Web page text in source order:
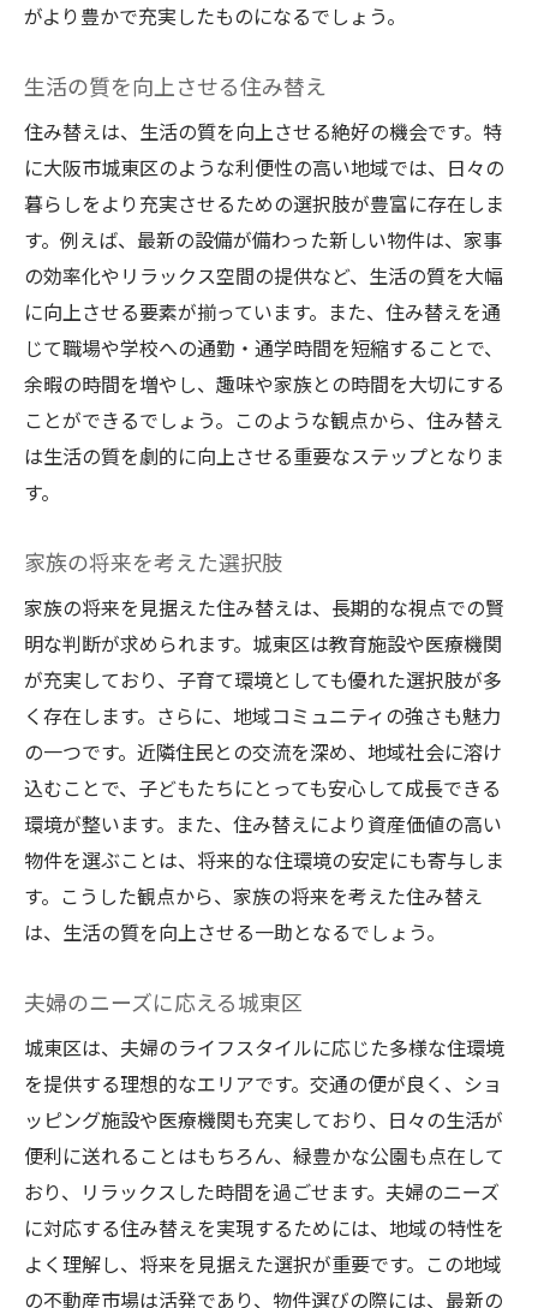
がより豊かで充実したものになるでしょう。
生活の質を向上させる住み替え
住み替えは、生活の質を向上させる絶好の機会です。特
に大阪市城東区のような利便性の高い地域では、日々の
暮らしをより充実させるための選択肢が豊富に存在しま
す。例えば、最新の設備が備わった新しい物件は、家事
の効率化やリラックス空間の提供など、生活の質を大幅
に向上させる要素が揃っています。また、住み替えを通
じて職場や学校への通勤・通学時間を短縮することで、
余暇の時間を増やし、趣味や家族との時間を大切にする
ことができるでしょう。このような観点から、住み替え
は生活の質を劇的に向上させる重要なステップとなりま
す。
家族の将来を考えた選択肢
家族の将来を見据えた住み替えは、長期的な視点での賢
明な判断が求められます。城東区は教育施設や医療機関
が充実しており、子育て環境としても優れた選択肢が多
く存在します。さらに、地域コミュニティの強さも魅力
の一つです。近隣住民との交流を深め、地域社会に溶け
込むことで、子どもたちにとっても安心して成長できる
環境が整います。また、住み替えにより資産価値の高い
物件を選ぶことは、将来的な住環境の安定にも寄与しま
す。こうした観点から、家族の将来を考えた住み替え
は、生活の質を向上させる一助となるでしょう。
夫婦のニーズに応える城東区
城東区は、夫婦のライフスタイルに応じた多様な住環境
を提供する理想的なエリアです。交通の便が良く、ショ
ッピング施設や医療機関も充実しており、日々の生活が
便利に送れることはもちろん、緑豊かな公園も点在して
おり、リラックスした時間を過ごせます。夫婦のニーズ
に対応する住み替えを実現するためには、地域の特性を
よく理解し、将来を見据えた選択が重要です。この地域
の不動産市場は活発であり、物件選びの際には、最新の